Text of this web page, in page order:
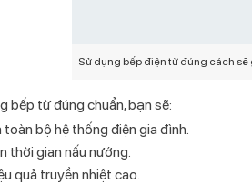
Sử dụng bếp điện từ đúng cách sẽ
bếp từ đúng chuẩn, bạn sẽ:
bộ hệ thống điện gia đình.
thời gian nấu nướng.
quả truyền nhiệt cao.